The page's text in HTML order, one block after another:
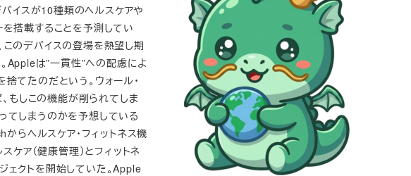
イスが10種類のヘルスケアや
搭載することを予測してい
このデバイスの登場を熱望し期
Appleは”一貫性”への配慮によ
てたのだという。ウォール・
、もしこの機能が削られてしま
てしまうのかを予想している
らヘルスケア・フィットネス機
ア（健康管理）とフィットネ
ェクトを開始していた。Apple